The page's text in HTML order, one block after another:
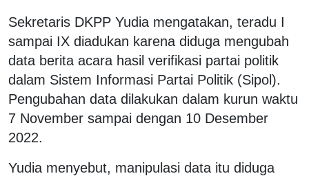
Sekretaris DKPP Yudia mengatakan, teradu I
sampai IX diadukan karena diduga mengubah
data berita acara hasil verifikasi partai politik
dalam Sistem Informasi Partai Politik (Sipol).
Pengubahan data dilakukan dalam kurun waktu
7 November sampai dengan 10 Desember
2022.
Yudia menyebut, manipulasi data itu diduga